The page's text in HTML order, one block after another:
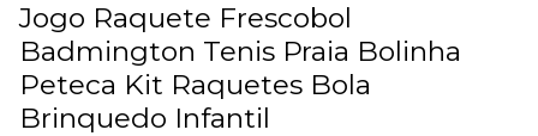
Jogo Raquete Frescobol
Badmington Tenis Praia Bolinha
Peteca Kit Raquetes Bola
Brinquedo Infantil